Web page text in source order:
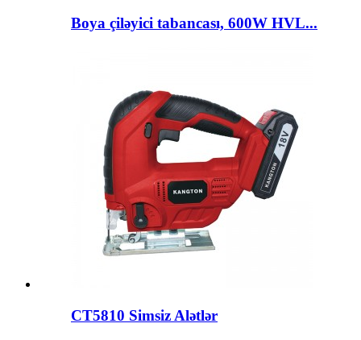
Boya çiləyici tabancası, 600W HVL...
CT5810 Simsiz Alətlər